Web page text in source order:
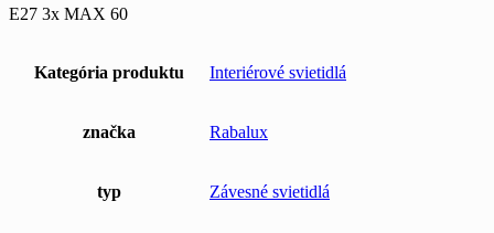
E27 3x MAX 60
Kategória produktu Interiérové svietidlá
značka Rabalux
typ Závesné svietidlá